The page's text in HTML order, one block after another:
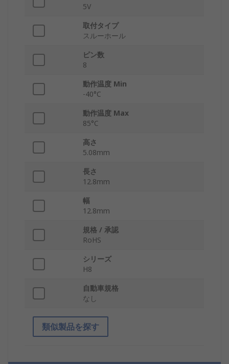
5V
取付タイプ
スルーホール
ピン数
8
動作温度 Min
-40°C
動作温度 Max
85°C
高さ
5.08mm
長さ
12.8mm
幅
12.8mm
規格 / 承認
RoHS
シリーズ
H8
自動車規格
なし
類似製品を探す